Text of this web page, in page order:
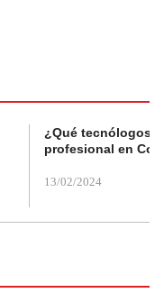
¿Qué tecnólogos
profesional en
13/02/2024